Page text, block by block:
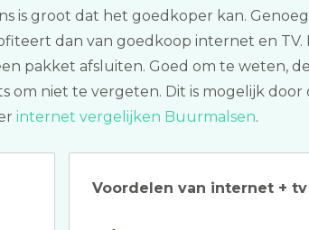
is groot dat het goedkoper kan.
dan van goedkoop internet en
pakket afsluiten. Goed om te weten,
om niet te vergeten. Dit is mogelijk
internet vergelijken Buurmalsen.
Voordelen van internet +